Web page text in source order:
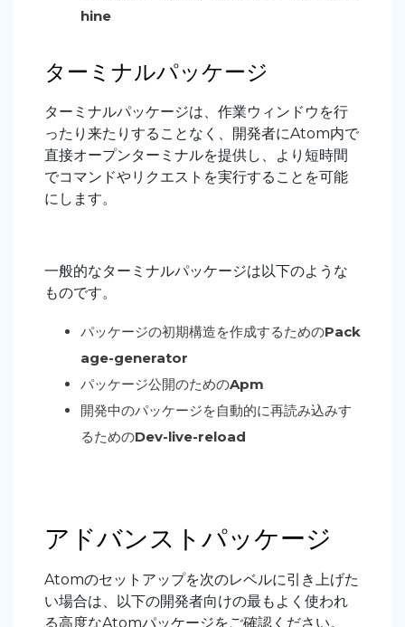
hine
ターミナルパッケージ
ターミナルパッケージは、作業ウィンドウを行
ったり来たりすることなく、開発者にAtom内で
直接オープンターミナルを提供し、より短時間
でコマンドやリクエストを実行することを可能
にします。
一般的なターミナルパッケージは以下のような
ものです。
パッケージの初期構造を作成するためのPack
age-generator
パッケージ公開のためのApm
開発中のパッケージを自動的に再読み込みす
るためのDev-live-reload
アドバンストパッケージ
Atomのセットアップを次のレベルに引き上げた
い場合は、以下の開発者向けの最もよく使われ
る高度なAtomパッケージをご確認ください。